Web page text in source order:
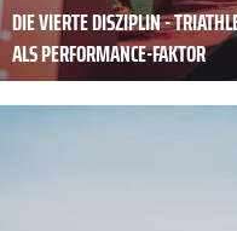
DIE VIERTE DISZIPLIN -
ALS PERFORMANCE-FAKTOR